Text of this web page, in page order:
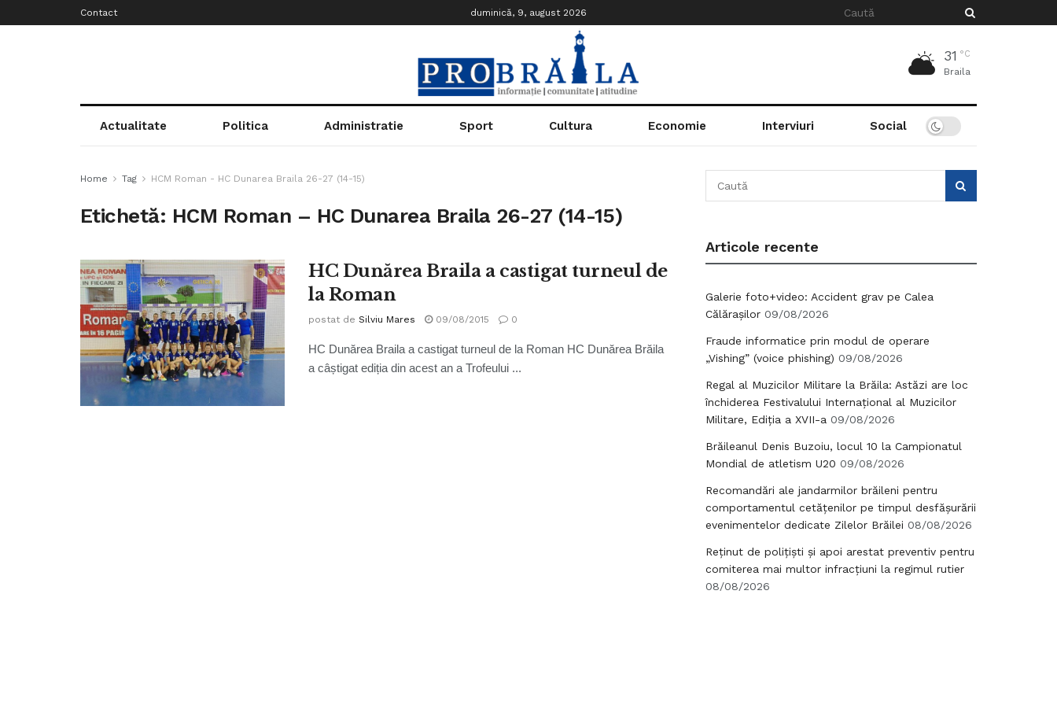
Contact duminică, 9, august 2026
31 °C
Braila
Actualitate Politica Administratie Sport Cultura Economie Interviuri Social
Home Tag HCM Roman - HC Dunarea Braila 26-27 (14-15)
Etichetă: HCM Roman – HC Dunarea Braila 26-27 (14-15)
HC Dunărea Braila a castigat turneul de
la Roman
postat de Silviu Mares 09/08/2015 0
HC Dunărea Braila a castigat turneul de la Roman HC Dunărea Brăila
a câștigat ediția din acest an a Trofeului ...
Articole recente
Galerie foto+video: Accident grav pe Calea
Călărașilor 09/08/2026
Fraude informatice prin modul de operare
„Vishing” (voice phishing) 09/08/2026
Regal al Muzicilor Militare la Brăila: Astăzi are loc
închiderea Festivalului Internațional al Muzicilor
Militare, Ediția a XVII-a 09/08/2026
Brăileanul Denis Buzoiu, locul 10 la Campionatul
Mondial de atletism U20 09/08/2026
Recomandări ale jandarmilor brăileni pentru
comportamentul cetățenilor pe timpul desfășurării
evenimentelor dedicate Zilelor Brăilei 08/08/2026
Reținut de polițiști și apoi arestat preventiv pentru
comiterea mai multor infracțiuni la regimul rutier
08/08/2026